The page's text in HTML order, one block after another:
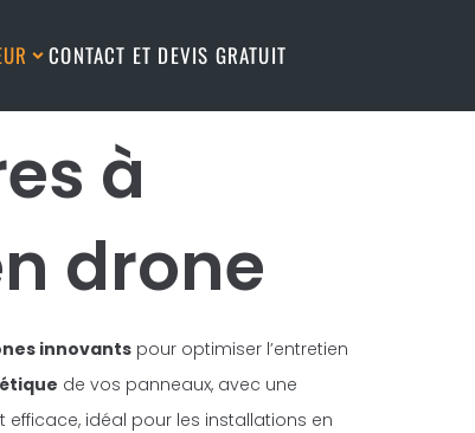
CONTACT ET DEVIS GRATUIT
à
drone
innovants pour optimiser l’entretien
de vos panneaux, avec une
efficace, idéal pour les installations en